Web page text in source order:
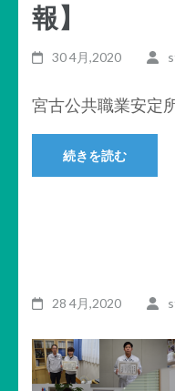
報】
30 4月,2020
宮古公共職業安定
続きを読む
28 4月,2020